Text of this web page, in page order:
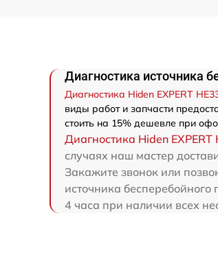
Диагностика источника
Диагностика Hiden EXPERT
виды работ и запчасти
стоить на 15% дешевле при
Диагностика Hiden EXPERT
случаях наш мастер
Закажите звонок или
источника бесперебойного
4 часа при наличии всех